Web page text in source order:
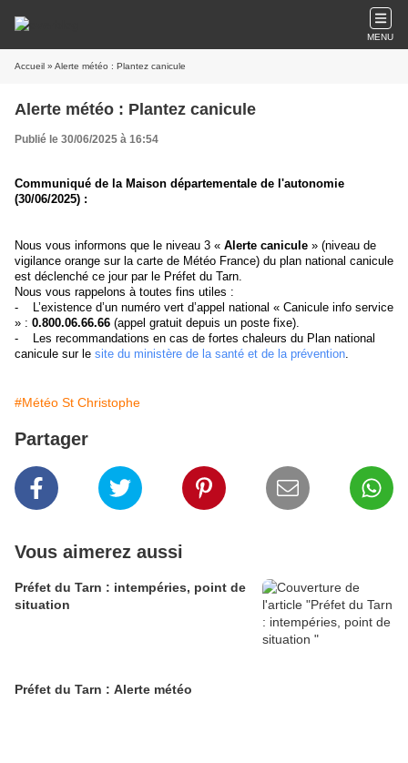
MENU
Accueil » Alerte météo : Plantez canicule
Alerte météo : Plantez canicule
Publié le 30/06/2025 à 16:54
Communiqué de la Maison départementale de l'autonomie
(30/06/2025) :
Nous vous informons que le niveau 3 « Alerte canicule » (niveau de
vigilance orange sur la carte de Météo France) du plan national canicule
est déclenché ce jour par le Préfet du Tarn.
Nous vous rappelons à toutes fins utiles :
-
L’existence d’un numéro vert d’appel national « Canicule info service
» : 0.800.06.66.66 (appel gratuit depuis un poste fixe).
-
Les recommandations en cas de fortes chaleurs du Plan national
canicule sur le site du ministère de la santé et de la prévention.
#Météo St Christophe
Partager
Vous aimerez aussi
Préfet du Tarn : intempéries, point de
situation
Préfet du Tarn : Alerte météo